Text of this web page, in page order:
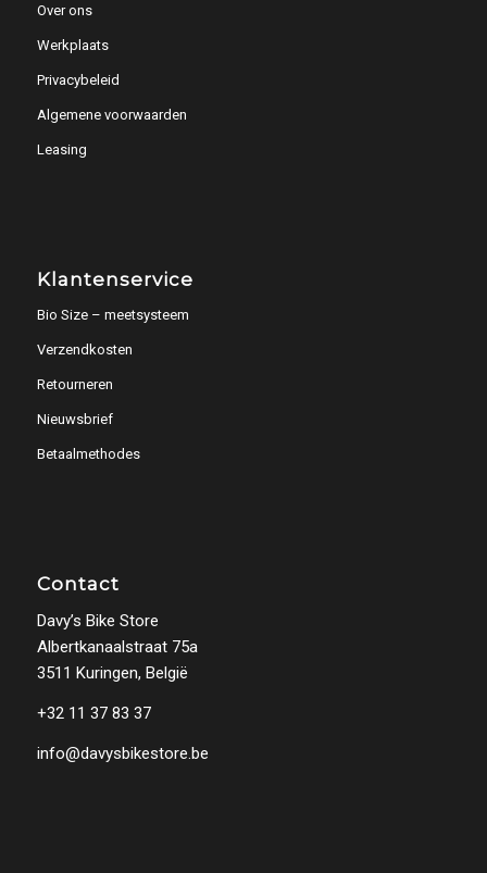
Over ons
Werkplaats
Privacybeleid
Algemene voorwaarden
Leasing
Klantenservice
Bio Size – meetsysteem
Verzendkosten
Retourneren
Nieuwsbrief
Betaalmethodes
Contact
Davy’s Bike Store
Albertkanaalstraat 75a
3511 Kuringen, België
+32 11 37 83 37
info@davysbikestore.be